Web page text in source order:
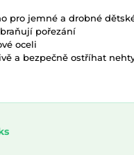
pro jemné a drobné
pořezání
oceli
a bezpečně ostříhat